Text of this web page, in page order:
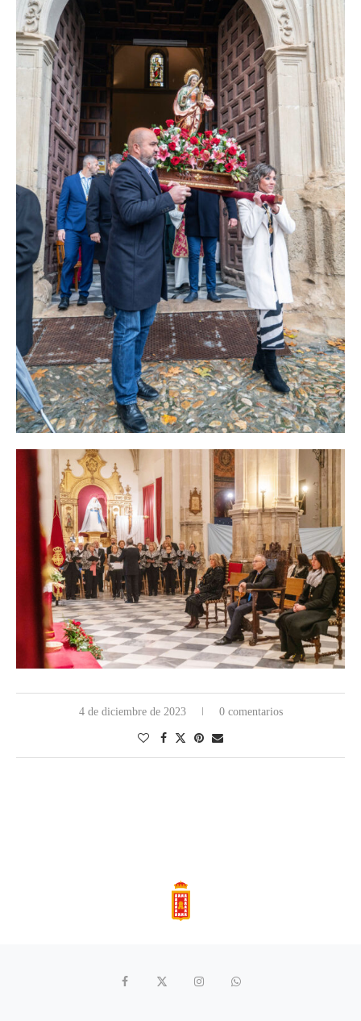
4 de diciembre de 2023 0 comentarios